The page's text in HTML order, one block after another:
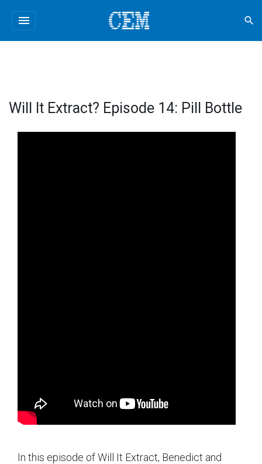
menu search
Will It Extract? Episode 14: Pill Bottle
In this episode of Will It Extract, Benedict and